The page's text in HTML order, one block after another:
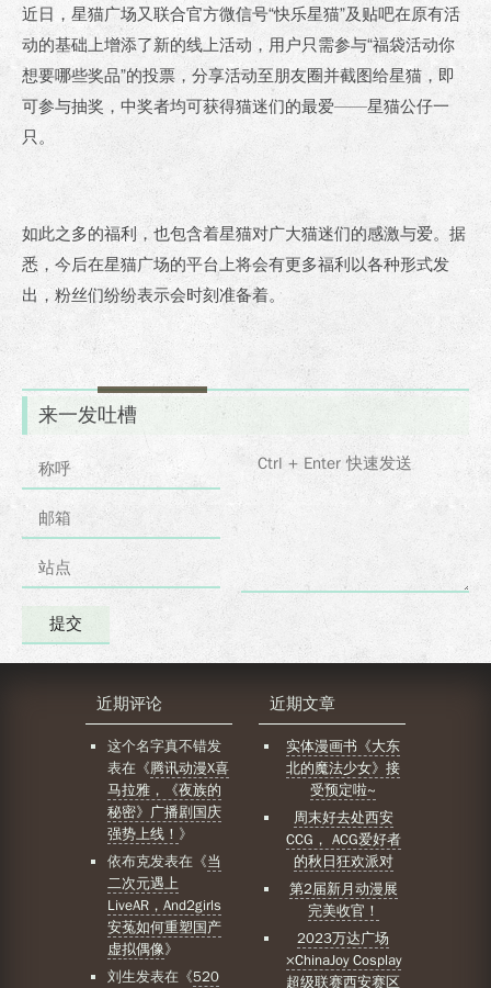
近日，星猫广场又联合官方微信号“快乐星猫”及贴吧在原有活
动的基础上增添了新的线上活动，用户只需参与“福袋活动你
想要哪些奖品”的投票，分享活动至朋友圈并截图给星猫，即
可参与抽奖，中奖者均可获得猫迷们的最爱——星猫公仔一
只。
如此之多的福利，也包含着星猫对广大猫迷们的感激与爱。据
悉，今后在星猫广场的平台上将会有更多福利以各种形式发
出，粉丝们纷纷表示会时刻准备着。
来一发吐槽
近期评论
这个名字真不错发
表在《腾讯动漫X喜
马拉雅，《夜族的
秘密》广播剧国庆
强势上线！ 》
依布克发表在《当
二次元遇上
LiveAR，And2girls
安菟如何重塑国产
虚拟偶像》
刘生发表在《520
近期文章
实体漫画书《大东
北的魔法少女》接
受预定啦~
周末好去处西安
CCG， ACG爱好者
的秋日狂欢派对
第2届新月动漫展
完美收官！
2023万达广场
×ChinaJoy Cosplay
超级联赛西安赛区